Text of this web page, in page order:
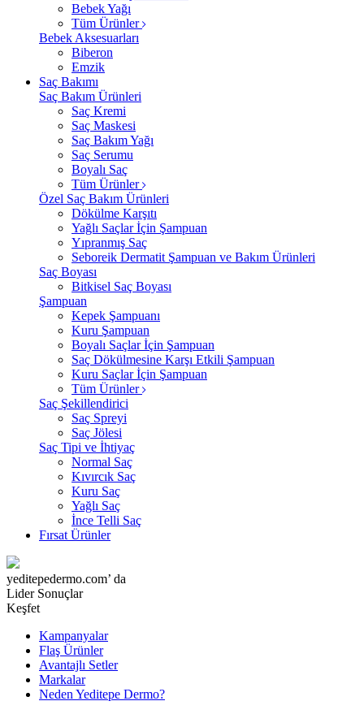
Bebek Yağı
Tüm Ürünler
Bebek Aksesuarları
Biberon
Emzik
Saç Bakımı
Saç Bakım Ürünleri
Saç Kremi
Saç Maskesi
Saç Bakım Yağı
Saç Serumu
Boyalı Saç
Tüm Ürünler
Özel Saç Bakım Ürünleri
Dökülme Karşıtı
Yağlı Saçlar İçin Şampuan
Yıpranmış Saç
Seboreik Dermatit Şampuan ve Bakım Ürünleri
Saç Boyası
Bitkisel Saç Boyası
Şampuan
Kepek Şampuanı
Kuru Şampuan
Boyalı Saçlar İçin Şampuan
Saç Dökülmesine Karşı Etkili Şampuan
Kuru Saçlar İçin Şampuan
Tüm Ürünler
Saç Şekillendirici
Saç Spreyi
Saç Jölesi
Saç Tipi ve İhtiyaç
Normal Saç
Kıvırcık Saç
Kuru Saç
Yağlı Saç
İnce Telli Saç
Fırsat Ürünler
yeditepedermo.com’ da
Lider Sonuçlar
Keşfet
Kampanyalar
Flaş Ürünler
Avantajlı Setler
Markalar
Neden Yeditepe Dermo?